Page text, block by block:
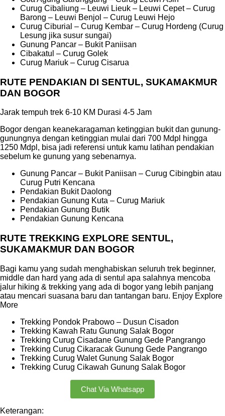
Curug Cibaliung – Leuwi Lieuk – Leuwi Cepet – Curug
Barong – Leuwi Benjol – Curug Leuwi Hejo
Curug Ciburial – Curug Kembar – Curug Hordeng (Curug
Lesung jika susur sungai)
Gunung Pancar – Bukit Paniisan
Cibakatul – Curug Golek
Curug Mariuk – Curug Cisarua
RUTE PENDAKIAN DI SENTUL, SUKAMAKMUR
DAN BOGOR
Jarak tempuh trek 6-10 KM Durasi 4-5 Jam
Bogor dengan keanekaragaman ketinggian bukit dan gunung-
gunungnya dengan ketinggian mulai dari 700 Mdpl hingga
1250 Mdpl, bisa jadi referensi untuk kamu latihan pendakian
sebelum ke gunung yang sebenarnya.
Gunung Pancar – Bukit Paniisan – Curug Cibingbin atau
Curug Putri Kencana
Pendakian Bukit Daolong
Pendakian Gunung Kuta – Curug Mariuk
Pendakian Gunung Butik
Pendakian Gunung Kencana
RUTE TREKKING EXPLORE SENTUL,
SUKAMAKMUR DAN BOGOR
Bagi kamu yang sudah menghabiskan seluruh trek beginner,
middle dan hard yang ada di sentul apa salahnya mencoba
jalur hiking & trekking yang ada di bogor yang lebih panjang
atau mencari suasana baru dan tantangan baru. Enjoy Explore
More
Trekking Pondok Prabowo – Dusun Cisadon
Trekking Kawah Ratu Gunung Salak Bogor
Trekking Curug Cisadane Gunung Gede Pangrango
Trekking Curug Cikaracak Gunung Gede Pangrango
Trekking Curug Walet Gunung Salak Bogor
Trekking Curug Cikawah Gunung Salak Bogor
Chat Via Whatsapp
Keterangan: